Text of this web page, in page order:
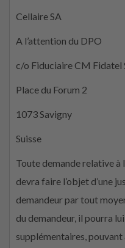
Cellaire SA
A l’attention du DPO
c/o Fiduciaire CM Fidatel
Place du Forum 2
1073 Savigny
Suisse
Toute demande relative à
devra faire l’objet d’une
demandeur par tout
du demandeur, il pourra
supplémentaires, pouvant